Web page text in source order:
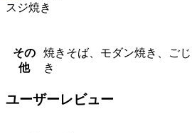
スジ焼き
その
他
焼きそば、モダン焼き、ご
き
ユーザーレビュー